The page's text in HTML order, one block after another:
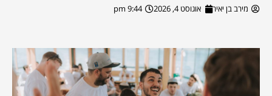
מירב בן יאיר אוגוסט 4, 2026 9:44 pm